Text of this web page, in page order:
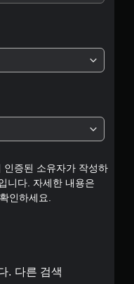
인증된 소유자가 작성하
니다. 자세한 내용은
인하세요.
. 다른 검색